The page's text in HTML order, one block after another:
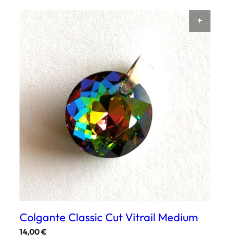
Colgante Classic Cut Vitrail Medium
14,00€